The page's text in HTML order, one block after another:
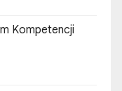
Kompetencji